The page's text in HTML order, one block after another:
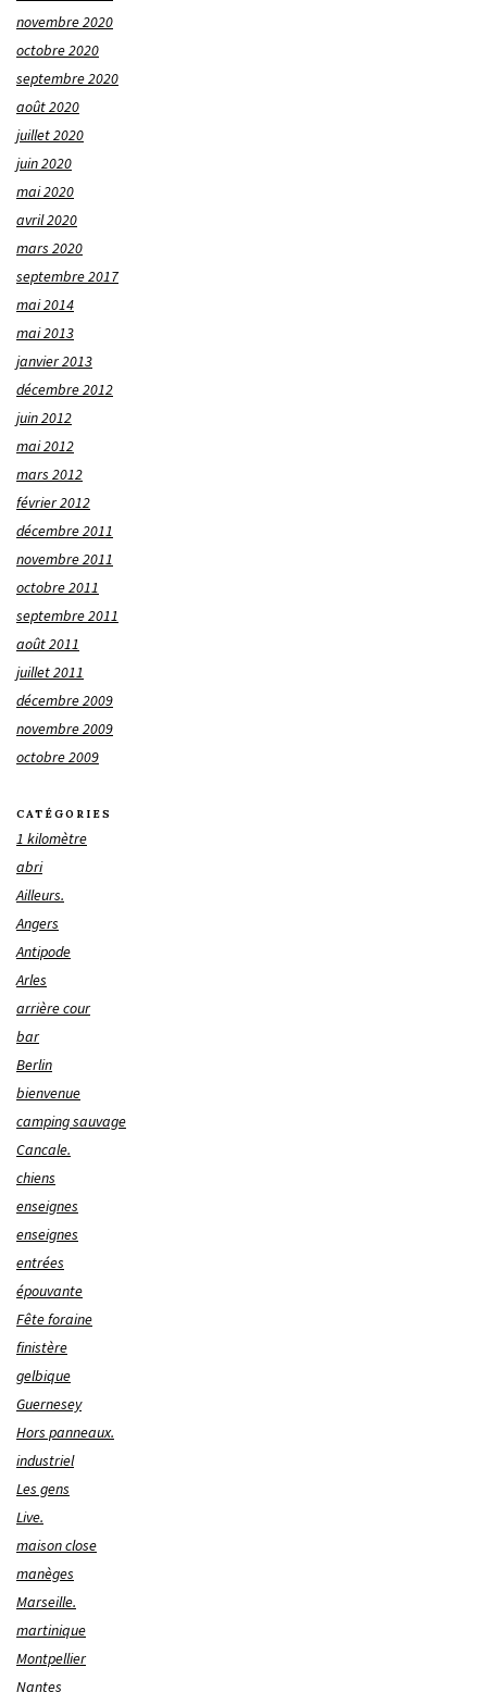
novembre 2020
octobre 2020
septembre 2020
août 2020
juillet 2020
juin 2020
mai 2020
avril 2020
mars 2020
septembre 2017
mai 2014
mai 2013
janvier 2013
décembre 2012
juin 2012
mai 2012
mars 2012
février 2012
décembre 2011
novembre 2011
octobre 2011
septembre 2011
août 2011
juillet 2011
décembre 2009
novembre 2009
octobre 2009
CATÉGORIES
1 kilomètre
abri
Ailleurs.
Angers
Antipode
Arles
arrière cour
bar
Berlin
bienvenue
camping sauvage
Cancale.
chiens
enseignes
enseignes
entrées
épouvante
Fête foraine
finistère
gelbique
Guernesey
Hors panneaux.
industriel
Les gens
Live.
maison close
manèges
Marseille.
martinique
Montpellier
Nantes